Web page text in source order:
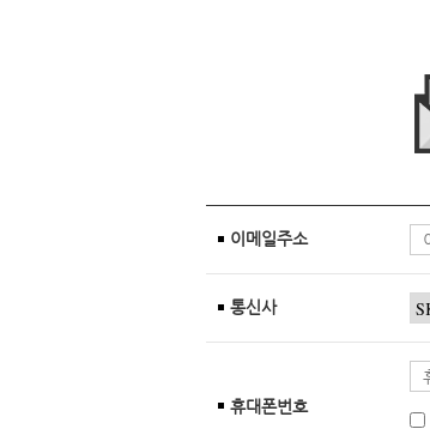
이메일주소
통신사
휴대폰번호